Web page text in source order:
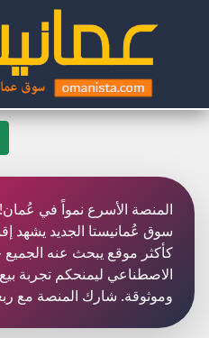
المنصة الأسرع نمواً في
سوق عُمانيستا الجديد يشهد
كأكثر موقع يبحث عنه الجميع
الاصطناعي ليمنحكم تجربة
وموثوقة. شارك المنصة مع